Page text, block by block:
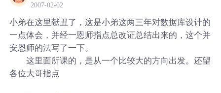
2007-02-02
小弟在这里献丑了，这是小弟这两三年对数据库设计的
一点体会，并经一恩师指点总改证总结出来的，这个并
安恩师的法写了一下。
这里面所课的，是从一个比较大的方向出发。还望
各位大哥指点